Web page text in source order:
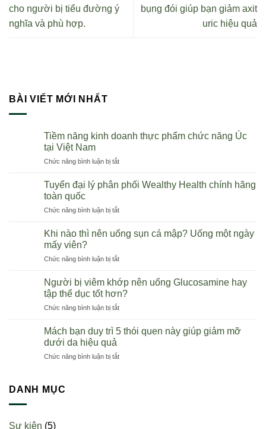
cho người bị tiểu đường ý
nghĩa và phù hợp.
bụng đói giúp bạn giảm axit
uric hiệu quả
BÀI VIẾT MỚI NHẤT
Tiềm năng kinh doanh thực phẩm chức năng Úc
tại Việt Nam
Chức năng bình luận bị tắtở
năng
kinh
thực
chức
tại
Nam
Tuyển đại lý phân phối Wealthy Health chính hãng
toàn quốc
Chức năng bình luận bị tắtở
đại
phối
Health
chính
toàn
Khi nào thì nên uống sụn cá mập? Uống một ngày
mấy viên?
Chức năng bình luận bị tắtở
nào
thì
nên
uống
cá
một
Người bị viêm khớp nên uống Glucosamine hay
tập thể dục tốt hơn?
Chức năng bình luận bị tắtở
bị
nên
Mách bạn duy trì 5 thói quen này giúp giảm mỡ
dưới da hiệu quả
Chức năng bình luận bị tắtở
DANH MỤC
Sự kiện (5)